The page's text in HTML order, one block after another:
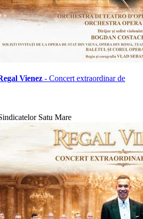
Vienez - Concert extraordinar de
Satu Mare